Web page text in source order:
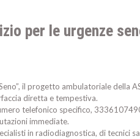
per le urgenze
il progetto ambulatoriale della
diretta e tempestiva.
telefonico specifico,
immediate.
in radiodiagnostica, di tecnici